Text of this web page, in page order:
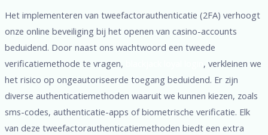
Het implementeren van tweefactorauthenticatie (2FA) verhoogt
onze online beveiliging bij het openen van casino-accounts
beduidend. Door naast ons wachtwoord een tweede
verificatiemethode te vragen,
, verkleinen we
het risico op ongeautoriseerde toegang beduidend. Er zijn
diverse authenticatiemethoden waaruit we kunnen kiezen, zoals
sms-codes, authenticatie-apps of biometrische verificatie. Elk
van deze tweefactorauthenticatiemethoden biedt een extra